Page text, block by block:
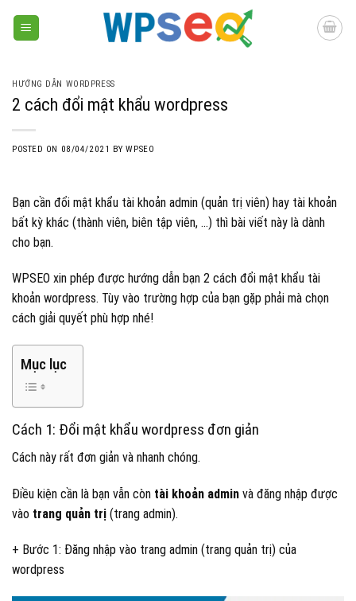
HƯỚNG DẪN WORDPRESS
2 cách đổi mật khẩu wordpress
POSTED ON 08/04/2021 BYWPSEO
Bạn cần đổi mật khẩu tài khoản admin (quản trị viên) hay tài khoản
bất kỳ khác (thành viên, biên tập viên, …) thì bài viết này là dành
cho bạn.
WPSEO xin phép được hướng dẫn bạn 2 cách đổi mật khẩu tài
khoản wordpress. Tùy vào trường hợp của bạn gặp phải mà chọn
cách giải quyết phù hợp nhé!
Mục lục
Cách 1: Đổi mật khẩu wordpress đơn giản
Cách này rất đơn giản và nhanh chóng.
Điều kiện cần là bạn vẫn còn tài khoản admin và đăng nhập được
vào trang quản trị (trang admin).
+ Bước 1: Đăng nhập vào trang admin (trang quản trị) của
wordpress